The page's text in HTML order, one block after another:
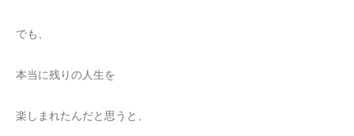
でも、
本当に残りの人生を
楽しまれたんだと思うと、